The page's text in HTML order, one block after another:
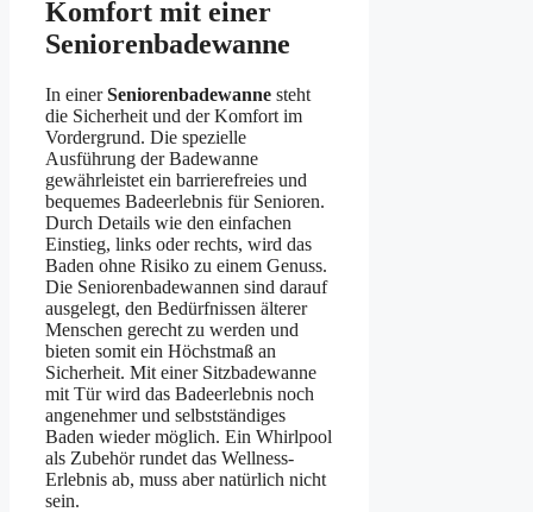
Komfort mit einer
Seniorenbadewanne
In einerSeniorenbadewanne steht
die Sicherheit und der Komfort im
Vordergrund. Die spezielle
Ausführung der Badewanne
gewährleistet ein barrierefreies und
bequemes Badeerlebnis für Senioren.
Durch Details wie den einfachen
Einstieg, links oder rechts, wird das
Baden ohne Risiko zu einem Genuss.
Die Seniorenbadewannen sind darauf
ausgelegt, den Bedürfnissen älterer
Menschen gerecht zu werden und
bieten somit ein Höchstmaß an
Sicherheit. Mit einer Sitzbadewanne
mit Tür wird das Badeerlebnis noch
angenehmer und selbstständiges
Baden wieder möglich. Ein Whirlpool
als Zubehör rundet das Wellness-
Erlebnis ab, muss aber natürlich nicht
sein.